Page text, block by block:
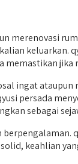
merenovasi
ingat
persada
sebagai
keahlian